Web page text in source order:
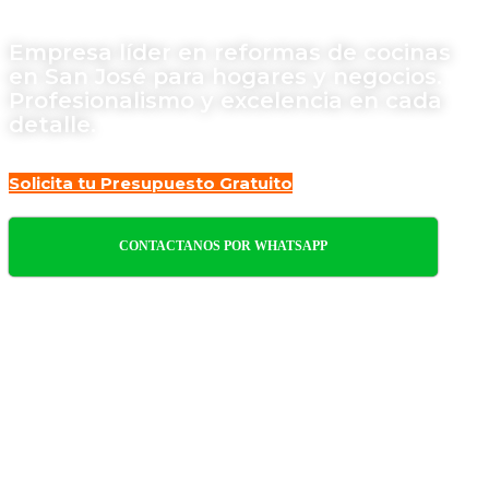
Empresa líder en reformas de cocinas
en San José para hogares y negocios.
Profesionalismo y excelencia en cada
detalle.
Solicita tu Presupuesto Gratuito
CONTACTANOS POR WHATSAPP